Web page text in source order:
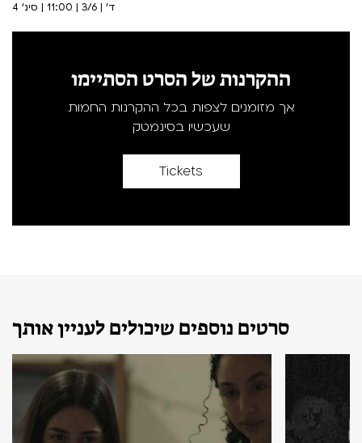
ד' | 3/6 | 11:00 | סינ' 4
ההקרנות של הסרט הסתיימו
אך מזומנים לצפות בכל ההקרנות החמות
שעכשיו בסינמטק
Tickets
סרטים נוספים שיכולים לעניין אותך